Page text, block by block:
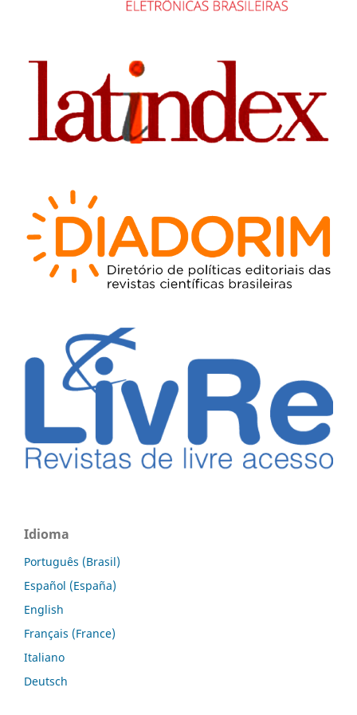
Idioma
Português (Brasil)
Español (España)
English
Français (France)
Italiano
Deutsch